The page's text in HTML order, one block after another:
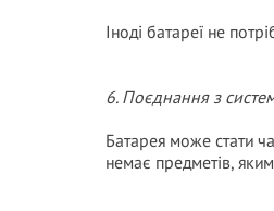
Іноді батареї не
6. Поєднання з
Батарея може стати
немає предметів,